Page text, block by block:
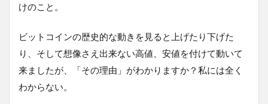
けのこと。
ビットコインの歴史的な動きを見ると上げたり下げた
り、そして想像さえ出来ない高値、安値を付けて動いて
来ましたが、「その理由」がわかりますか？私には全く
わからない。